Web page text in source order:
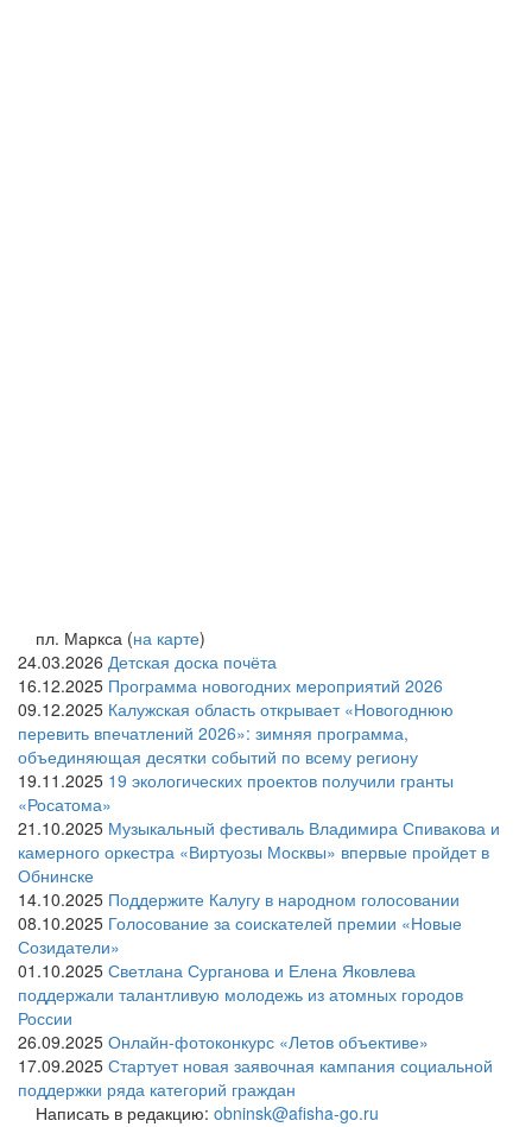
пл. Маркса (на карте)
24.03.2026 Детская доска почёта
16.12.2025 Программа новогодних мероприятий 2026
09.12.2025 Калужская область открывает «Новогоднюю
перевить впечатлений 2026»: зимняя программа,
объединяющая десятки событий по всему региону
19.11.2025 19 экологических проектов получили гранты
«Росатома»
21.10.2025 Музыкальный фестиваль Владимира Спивакова и
камерного оркестра «Виртуозы Москвы» впервые пройдет в
Обнинске
14.10.2025 Поддержите Калугу в народном голосовании
08.10.2025 Голосование за соискателей премии «Новые
Созидатели»
01.10.2025 Светлана Сурганова и Елена Яковлева
поддержали талантливую молодежь из атомных городов
России
26.09.2025 Онлайн-фотоконкурс «Летов объективе»
17.09.2025 Стартует новая заявочная кампания социальной
поддержки ряда категорий граждан
Написать в редакцию: obninsk@afisha-go.ru